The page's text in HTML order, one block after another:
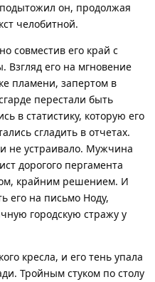
он, продолжая
челобитной.
совместив его край с
Взгляд его на мгновение
пламени, запертом в
перестали быть
в статистику, которую его
сгладить в отчетах.
не устраивало. Мужчина
дорогого пергамента
крайним решением. И
его на письмо Ноду,
городскую стражу у
кресла, и его тень упала
Тройным стуком по столу